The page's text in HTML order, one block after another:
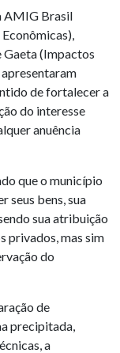
AMIG Brasil
(Impactos
de fortalecer a
do interesse
anuência
que o município
seus bens, sua
sua atribuição
privados, mas sim
do
de
precipitada,
a